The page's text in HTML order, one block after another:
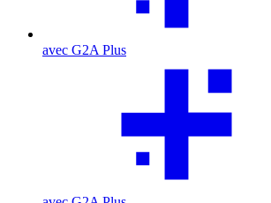
avec G2A Plus